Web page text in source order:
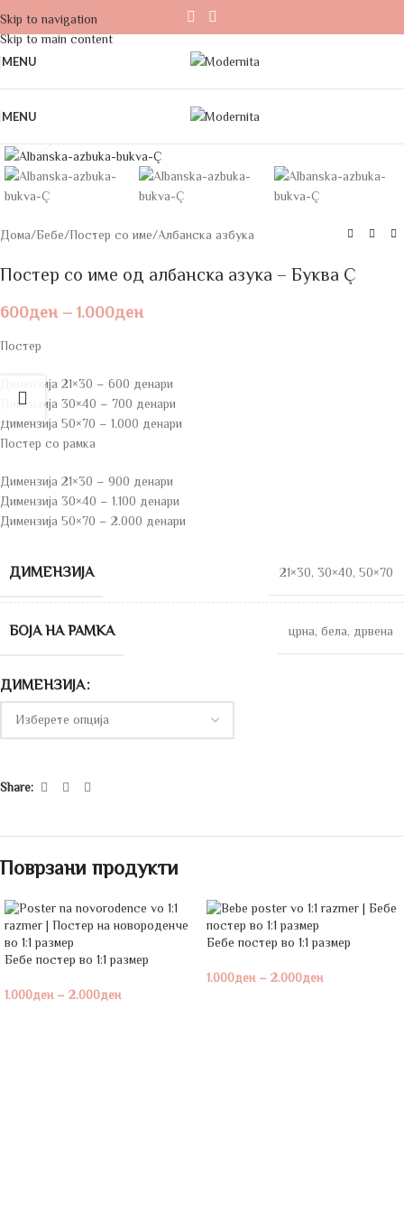
Skip to navigation
Skip to main content
MENU
MENU
Дома/Бебе/Постер со име/Албанска азбука
Постер со име од албанска азука – Буква Ç
600ден – 1.000ден
Постер
Димензија 21×30 – 600 денари
Димензија 30×40 – 700 денари
Димензија 50×70 – 1.000 денари
Постер со рамка
Димензија 21×30 – 900 денари
Димензија 30×40 – 1.100 денари
Димензија 50×70 – 2.000 денари
ДИМЕНЗИЈА 21×30, 30×40, 50×70
БОЈА НА РАМКА црна, бела, дрвена
ДИМЕНЗИЈА
Share:
Поврзани продукти
Бебе постeр во 1:1 размер
1.000ден – 2.000ден
Бебе постeр во 1:1 размер
1.000ден – 2.000ден